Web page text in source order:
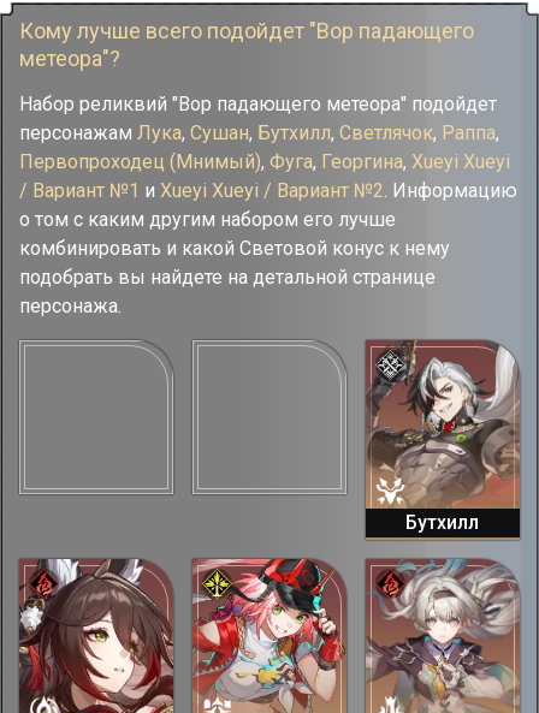
Кому лучше всего подойдет "Вор падающего
метеора"?
Набор реликвий "Вор падающего метеора" подойдет
персонажам Лука, Сушан, Бутхилл, Светлячок, Раппа,
Первопроходец (Мнимый), Фуга, Георгина, Xueyi Xueyi
/ Вариант №1 и Xueyi Xueyi / Вариант №2. Информацию
о том с каким другим набором его лучше
комбинировать и какой Световой конус к нему
подобрать вы найдете на детальной странице
персонажа.
Бутхилл